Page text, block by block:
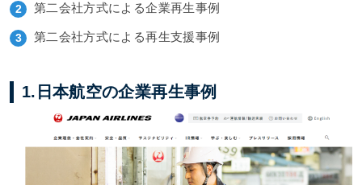
第二会社方式による企業再生事例
第二会社方式による再生支援事例
1.日本航空の企業再生事例